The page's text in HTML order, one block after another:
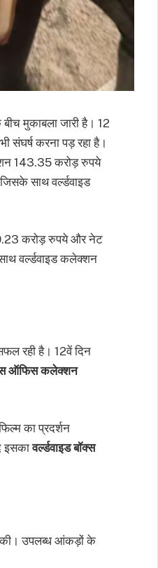
मुकाबला जारी है। 12
संघर्ष करना पड़ रहा है।
143.35 करोड़ रुपये
साथ वर्ल्डवाइड
करोड़ रुपये और नेट
वर्ल्डवाइड कलेक्शन
रही है। 12वें दिन
ऑफिस कलेक्शन
का प्रदर्शन
इसकावर्ल्डवाइड बॉक्स
सकी। उपलब्ध आंकड़ों के